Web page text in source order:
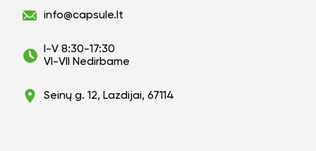
info@capsule.lt
I-V 8:30-17:30
VI-VII Nedirbame
Seinų g. 12, Lazdijai, 67114